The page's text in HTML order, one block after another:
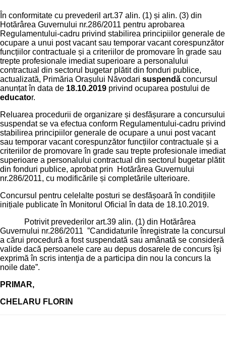
În conformitate cu prevederil art.37 alin. (1) și alin. (3) din
Hotărârea Guvernului nr.286/2011 pentru aprobarea
Regulamentului-cadru privind stabilirea principiilor generale de
ocupare a unui post vacant sau temporar vacant corespunzător
funcțiilor contractuale și a criteriilor de promovare în grade sau
trepte profesionale imediat superioare a personalului
contractual din sectorul bugetar plătit din fonduri publice,
actualizată, Primăria Orașului Năvodari suspendă concursul
anunțat în data de 18.10.2019 privind ocuparea postului de
educator.
Reluarea procedurii de organizare și desfășurare a concursului
suspendat se va efectua conform Regulamentului-cadru privind
stabilirea principiilor generale de ocupare a unui post vacant
sau temporar vacant corespunzător funcțiilor contractuale și a
criteriilor de promovare în grade sau trepte profesionale imediat
superioare a personalului contractual din sectorul bugetar plătit
din fonduri publice, aprobat prin Hotărârea Guvernului
nr.286/2011, cu modificările și completările ulterioare.
Concursul pentru celelalte posturi se desfășoară în condițiile
inițiale publicate în Monitorul Oficial în data de 18.10.2019.
Potrivit prevederilor art.39 alin. (1) din Hotărârea
Guvernului nr.286/2011 ”Candidaturile înregistrate la concursul
a cărui procedură a fost suspendată sau amânată se consideră
valide dacă persoanele care au depus dosarele de concurs îşi
exprimă în scris intenţia de a participa din nou la concurs la
noile date”.
PRIMAR,
CHELARU FLORIN